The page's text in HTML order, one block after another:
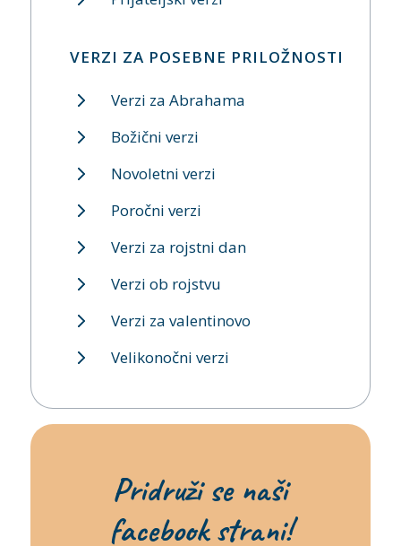
VERZI ZA POSEBNE PRILOŽNOSTI
Verzi za Abrahama
Božični verzi
Novoletni verzi
Poročni verzi
Verzi za rojstni dan
Verzi ob rojstvu
Verzi za valentinovo
Velikonočni verzi
Pridruži se naši
facebook strani!